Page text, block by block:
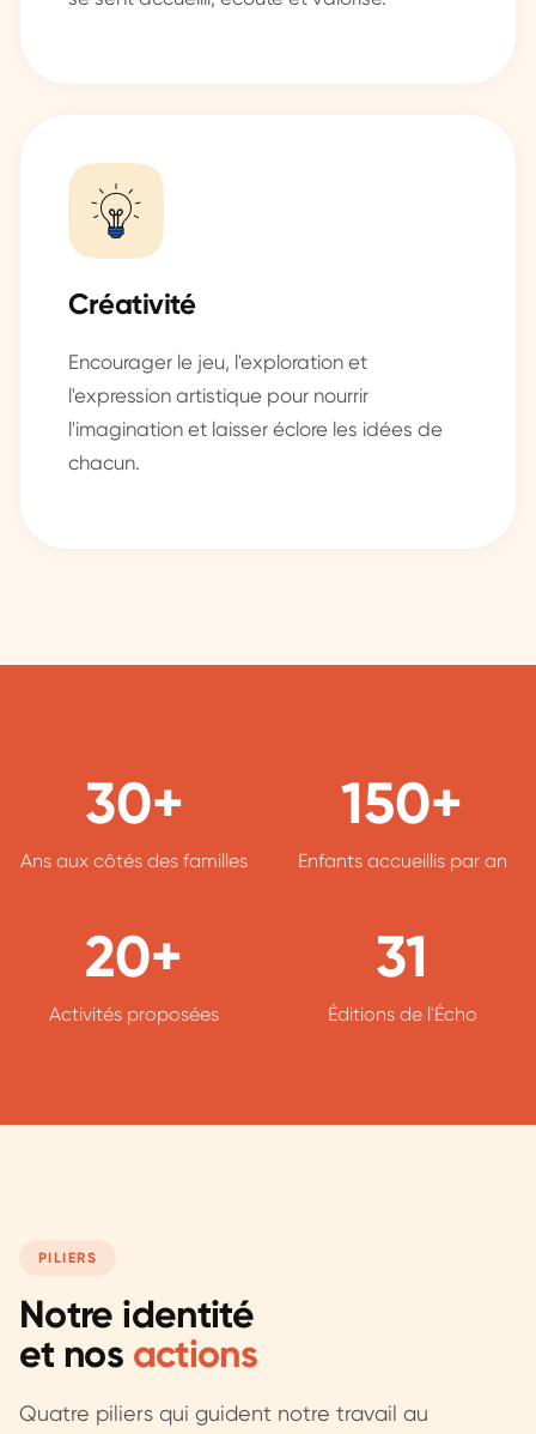
Créativité
Encourager le jeu, l'exploration et
l'expression artistique pour nourrir
l'imagination et laisser éclore les idées de
chacun.
30+
Ans aux côtés des familles
150+
Enfants accueillis par an
20+
Activités proposées
31
Éditions de l'Écho
PILIERS
Notre identité
et nos actions
Quatre piliers qui guident notre travail au